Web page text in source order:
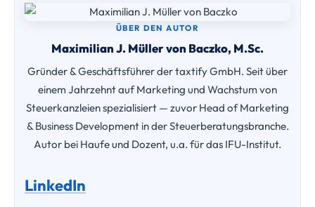
ÜBER DEN AUTOR
Maximilian J. Müller von Baczko, M.Sc.
Gründer & Geschäftsführer der taxtify GmbH. Seit über
einem Jahrzehnt auf Marketing und Wachstum von
Steuerkanzleien spezialisiert — zuvor Head of Marketing
& Business Development in der Steuerberatungsbranche.
Autor bei Haufe und Dozent, u.a. für das IFU-Institut.
LinkedIn